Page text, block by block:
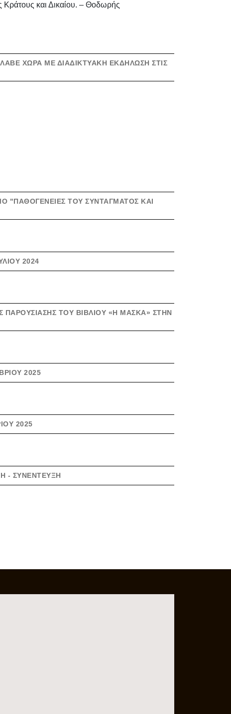
και Δικαίου. – Θοδωρής
ΧΏΡΑ ΜΕ ΔΙΑΔΙΚΤΥΑΚΉ ΕΚΔΉΛΩΣΗ ΣΤΙΣ
"ΠΑΘΟΓΈΝΕΙΕΣ ΤΟΥ ΣΥΝΤΆΓΜΑΤΟΣ ΚΑΙ
2024
ΠΑΡΟΥΣΊΑΣΗΣ ΤΟΥ ΒΙΒΛΊΟΥ «Η ΜΆΣΚΑ» ΣΤΗΝ
2025
2025
- ΣΥΝΈΝΤΕΥΞΗ